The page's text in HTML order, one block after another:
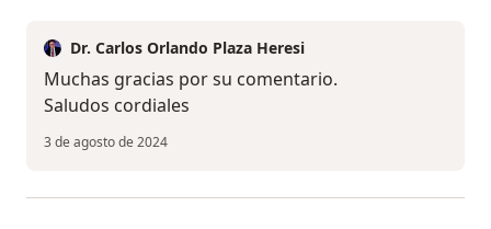
Dr. Carlos Orlando Plaza Heresi
Muchas gracias por su comentario.
Saludos cordiales
3 de agosto de 2024